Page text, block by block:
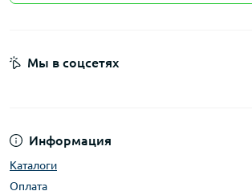
Информация
Каталоги
Оплата
Мы в соцсетях